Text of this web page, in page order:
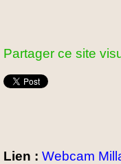
Partager ce site
Lien : Webcam